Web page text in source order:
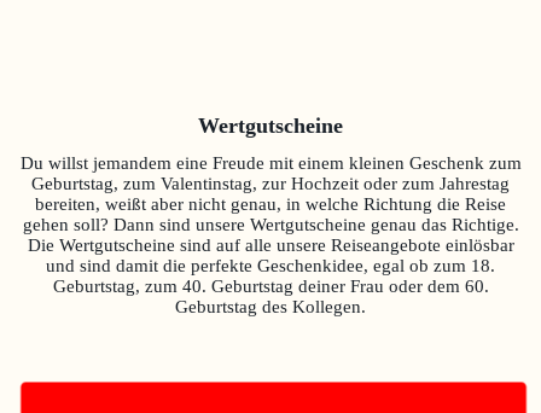
Wertgutscheine
Du willst jemandem eine Freude mit einem kleinen Geschenk zum
Geburtstag, zum Valentinstag, zur Hochzeit oder zum Jahrestag
bereiten, weißt aber nicht genau, in welche Richtung die Reise
gehen soll? Dann sind unsere Wertgutscheine genau das Richtige.
Die Wertgutscheine sind auf alle unsere Reiseangebote einlösbar
und sind damit die perfekte Geschenkidee, egal ob zum 18.
Geburtstag, zum 40. Geburtstag deiner Frau oder dem 60.
Geburtstag des Kollegen.